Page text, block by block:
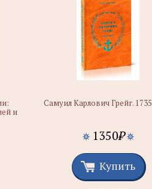
и
Самуил Карлович Грейг.
1350₽
Купить